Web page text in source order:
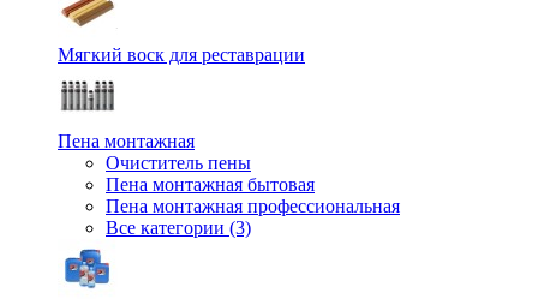
Мягкий воск для реставрации
Пена монтажная
Очиститель пены
Пена монтажная бытовая
Пена монтажная профессиональная
Все категории (3)